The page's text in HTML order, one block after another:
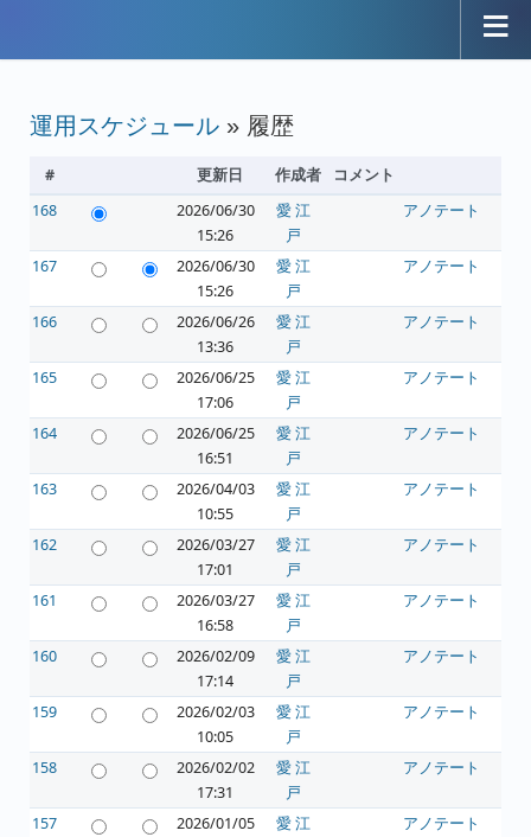
運用スケジュール » 履歴
# 更新日 作成者
コメント
168
2026/06/30
15:26
愛 江
戸
アノテート
167
2026/06/30
15:26
愛 江
戸
アノテート
166
2026/06/26
13:36
愛 江
戸
アノテート
165
2026/06/25
17:06
愛 江
戸
アノテート
164
2026/06/25
16:51
愛 江
戸
アノテート
163
2026/04/03
10:55
愛 江
戸
アノテート
162
2026/03/27
17:01
愛 江
戸
アノテート
161
2026/03/27
16:58
愛 江
戸
アノテート
160
2026/02/09
17:14
愛 江
戸
アノテート
159
2026/02/03
10:05
愛 江
戸
アノテート
158
2026/02/02
17:31
愛 江
戸
アノテート
157
2026/01/05
愛 江
アノテート